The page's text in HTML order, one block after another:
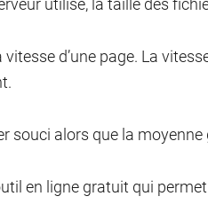
d’une page. La
souci alors que la
en ligne gratuit qui